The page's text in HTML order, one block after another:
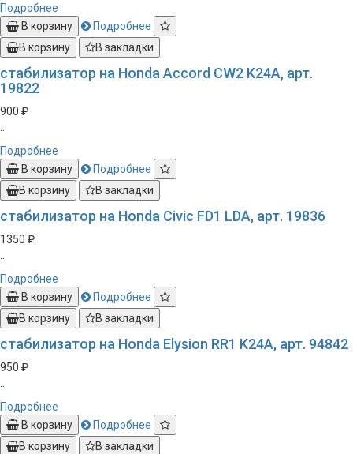
Подробнее
В корзину
Подробнее
В корзину
В закладки
стабилизатор на Honda Accord CW2 K24A, арт.
19822
900 ₽
..
Подробнее
В корзину
Подробнее
В корзину
В закладки
стабилизатор на Honda Civic FD1 LDA, арт. 19836
1350 ₽
..
Подробнее
В корзину
Подробнее
В корзину
В закладки
стабилизатор на Honda Elysion RR1 K24A, арт. 94842
950 ₽
..
Подробнее
В корзину
Подробнее
В корзину
В закладки